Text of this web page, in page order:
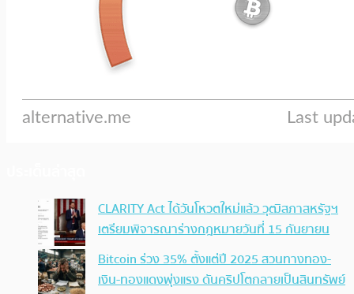
CLARITY Act ได้วันโหวตใหม่แล้ว วุฒิสภาสหรัฐฯ
เตรียมพิจารณาร่างกฎหมายวันที่ 15 กันยายน
Bitcoin ร่วง 35% ตั้งแต่ปี 2025 สวนทางทอง-
เงิน-ทองแดงพุ่งแรง ดันคริปโตกลายเป็นสินทรัพย์